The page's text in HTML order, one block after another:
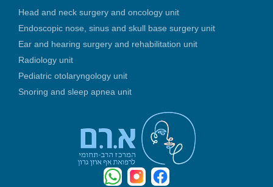
Head and neck surgery and oncology unit
Endoscopic nose, sinus and skull base surgery unit
Ear and hearing surgery and rehabilitation unit
Radiology unit
Pediatric otolaryngology unit
Snoring and sleep apnea unit